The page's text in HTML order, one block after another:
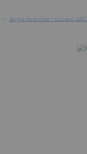
> Burgos Deportivo 1 Octubre 2025